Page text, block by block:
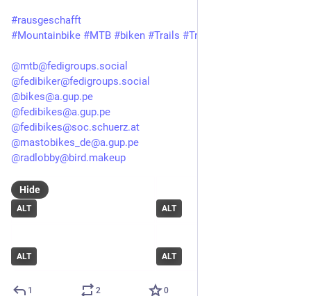
#rausgeschafft
#Mountainbike #MTB #biken #Trails #Trailbiken
@mtb@fedigroups.social
@fedibiker@fedigroups.social
@bikes@a.gup.pe
@fedibikes@a.gup.pe
@fedibikes@soc.schuerz.at
@mastobikes_de@a.gup.pe
@radlobby@bird.makeup
ALT ALT
ALT ALT
Hide
1 2 0